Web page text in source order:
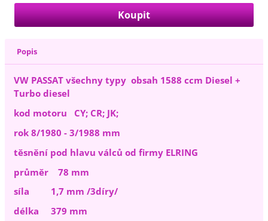
Popis
VW PASSAT všechny typy obsah 1588 ccm Diesel +
Turbo diesel
kod motoru CY; CR; JK;
rok 8/1980 - 3/1988 mm
těsnění pod hlavu válců od firmy ELRING
průměr 78 mm
síla 1,7 mm /3díry/
délka 379 mm